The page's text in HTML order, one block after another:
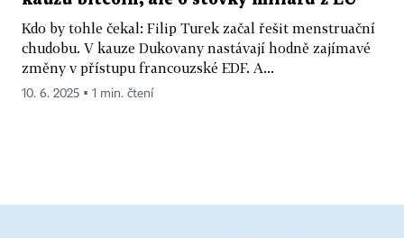
Kdo by tohle čekal: Filip Turek začal řešit menstruační
chudobu. V kauze Dukovany nastávají hodně zajímavé
změny v přístupu francouzské EDF. A...
10. 6. 2025 ▪ 1 min. čtení